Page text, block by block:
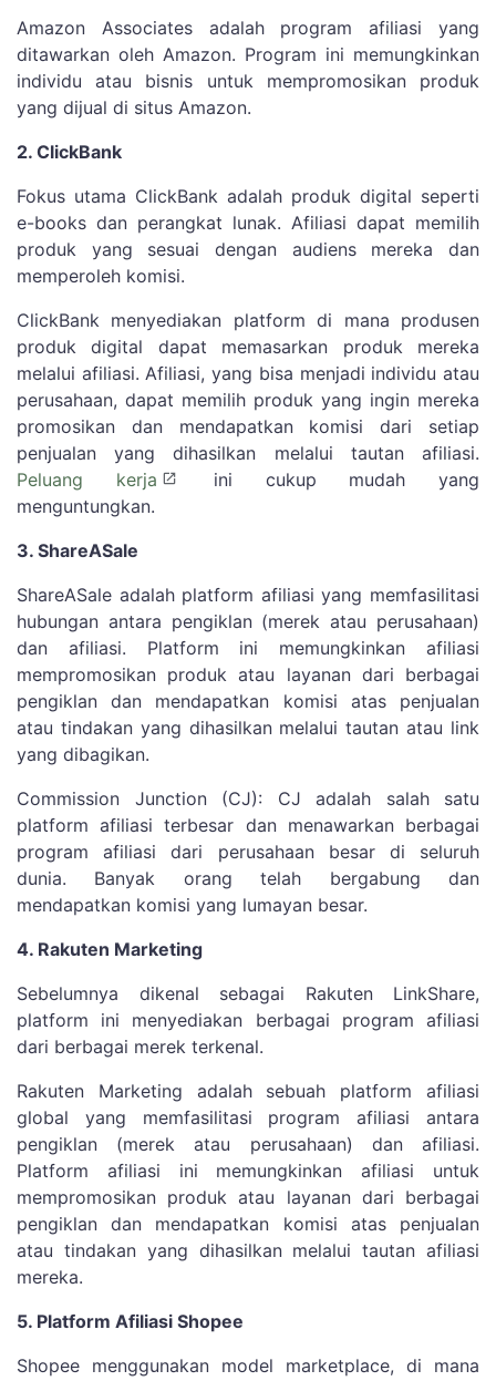
Amazon Associates adalah program afiliasi yang
ditawarkan oleh Amazon. Program ini memungkinkan
individu atau bisnis untuk mempromosikan produk
yang dijual di situs Amazon.
2. ClickBank
Fokus utama ClickBank adalah produk digital seperti
e-books dan perangkat lunak. Afiliasi dapat memilih
produk yang sesuai dengan audiens mereka dan
memperoleh komisi.
ClickBank menyediakan platform di mana produsen
produk digital dapat memasarkan produk mereka
melalui afiliasi. Afiliasi, yang bisa menjadi individu atau
perusahaan, dapat memilih produk yang ingin mereka
promosikan dan mendapatkan komisi dari setiap
penjualan yang dihasilkan melalui tautan afiliasi.
Peluang kerja
ini cukup mudah yang
menguntungkan.
3. ShareASale
ShareASale adalah platform afiliasi yang memfasilitasi
hubungan antara pengiklan (merek atau perusahaan)
dan afiliasi. Platform ini memungkinkan afiliasi
mempromosikan produk atau layanan dari berbagai
pengiklan dan mendapatkan komisi atas penjualan
atau tindakan yang dihasilkan melalui tautan atau link
yang dibagikan.
Commission Junction (CJ): CJ adalah salah satu
platform afiliasi terbesar dan menawarkan berbagai
program afiliasi dari perusahaan besar di seluruh
dunia. Banyak orang telah bergabung dan
mendapatkan komisi yang lumayan besar.
4. Rakuten Marketing
Sebelumnya dikenal sebagai Rakuten LinkShare,
platform ini menyediakan berbagai program afiliasi
dari berbagai merek terkenal.
Rakuten Marketing adalah sebuah platform afiliasi
global yang memfasilitasi program afiliasi antara
pengiklan (merek atau perusahaan) dan afiliasi.
Platform afiliasi ini memungkinkan afiliasi untuk
mempromosikan produk atau layanan dari berbagai
pengiklan dan mendapatkan komisi atas penjualan
atau tindakan yang dihasilkan melalui tautan afiliasi
mereka.
5. Platform Afiliasi Shopee
Shopee menggunakan model marketplace, di mana